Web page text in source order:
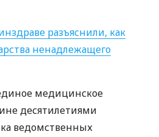
разъяснили, как
ненадлежащего
медицинское
десятилетиями
ведомственных